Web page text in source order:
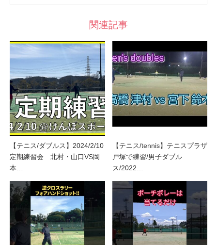
関連記事
【テニス/ダブルス】2024/2/10
定期練習会 北村・山口VS岡
本…
【テニス/tennis】テニスプラザ
戸塚で練習/男子ダブル
ス/2022…